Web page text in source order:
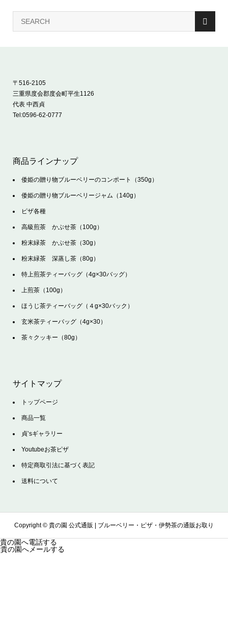
〒516-2105
三重県度会郡度会町平生1126
代表 中西貞
Tel:0596-62-0777
商品ラインナップ
倭姫の贈り物ブルーベリーのコンポート（350g）
倭姫の贈り物ブルーベリージャム（140g）
ピザ各種
高級煎茶 かぶせ茶（100g）
粉末緑茶 かぶせ茶（30g）
粉末緑茶 深蒸し茶（80g）
特上煎茶ティーバッグ（4g×30バッグ）
上煎茶（100g）
ほうじ茶ティーバッグ（４g×30バック）
玄米茶ティーバッグ（4g×30）
茶々クッキー（80g）
サイトマップ
トップページ
商品一覧
貞’sギャラリー
Youtubeお茶ピザ
特定商取引法に基づく表記
送料について
Copyright © 貴の園 公式通販 | ブルーベリー・ピザ・伊勢茶の通販お取り
貴の園へ電話する
貴の園へメールする